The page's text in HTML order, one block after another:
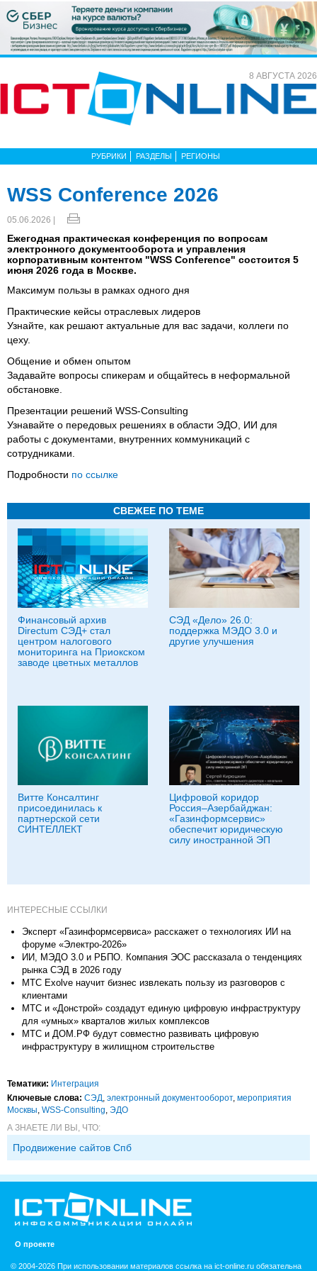
8 АВГУСТА 2026
РУБРИКИ РАЗДЕЛЫ РЕГИОНЫ
WSS Conference 2026
05.06.2026 |
Ежегодная практическая конференция по вопросам
электронного документооборота и управления
корпоративным контентом "WSS Conference" состоится 5
июня 2026 года в Москве.
Максимум пользы в рамках одного дня
Практические кейсы отраслевых лидеров
Узнайте, как решают актуальные для вас задачи, коллеги по
цеху.
Общение и обмен опытом
Задавайте вопросы спикерам и общайтесь в неформальной
обстановке.
Презентации решений WSS-Consulting
Узнавайте о передовых решениях в области ЭДО, ИИ для
работы с документами, внутренних коммуникаций с
сотрудниками.
Подробности по ссылке
СВЕЖЕЕ ПО ТЕМЕ
Финансовый архив
Directum СЭД+ стал
центром налогового
мониторинга на Приокском
заводе цветных металлов
СЭД «Дело» 26.0:
поддержка МЭДО 3.0 и
другие улучшения
Витте Консалтинг
присоединилась к
партнерской сети
СИНТЕЛЛЕКТ
Цифровой коридор
Россия–Азербайджан:
«Газинформсервис»
обеспечит юридическую
силу иностранной ЭП
ИНТЕРЕСНЫЕ ССЫЛКИ
Эксперт «Газинформсервиса» расскажет о технологиях ИИ на
форуме «Электро-2026»
ИИ, МЭДО 3.0 и РБПО. Компания ЭОС рассказала о тенденциях
рынка СЭД в 2026 году
МТС Exolve научит бизнес извлекать пользу из разговоров с
клиентами
МТС и «Донстрой» создадут единую цифровую инфраструктуру
для «умных» кварталов жилых комплексов
МТС и ДОМ.РФ будут совместно развивать цифровую
инфраструктуру в жилищном строительстве
Тематики: Интеграция
Ключевые слова: СЭД электронный документооборот, мероприятия
Москвы WSS-Consulting ЭДО
А ЗНАЕТЕ ЛИ ВЫ, ЧТО:
Продвижение сайтов Спб
О проекте
© 2004-2026 При использовании материалов ссылка на ict-online.ru обязательна